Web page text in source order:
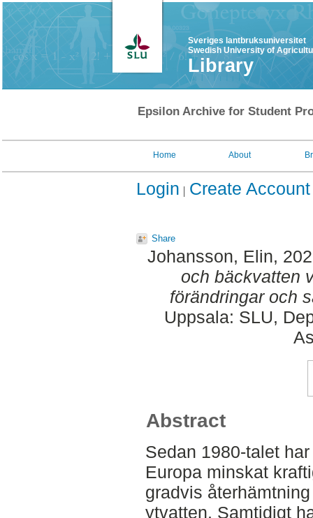
Sveriges lantbruksuniversitet
Swedish University of
Library
Epsilon Archive for Student
Home About
Login Create Account
Share
Johansson, Elin,
och bäckvatten
förändringar och
Uppsala: SLU,
Abstract
Sedan 1980-talet
Europa minskat
gradvis
ytvatten. Samtidigt